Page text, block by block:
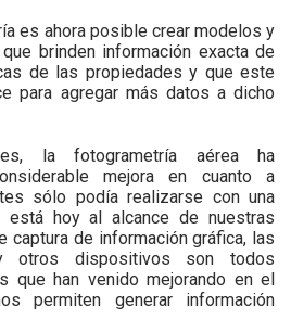
es ahora posible crear modelos y
brinden información exacta de
de las propiedades y que este
para agregar más datos a dicho
la fotogrametría aérea ha
mejora en cuanto a
sólo podía realizarse con una
está hoy al alcance de nuestras
captura de información gráfica, las
otros dispositivos son todos
que han venido mejorando en el
permiten generar información